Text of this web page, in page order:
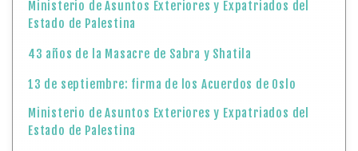
Ministerio de Asuntos Exteriores y Expatriados del
Estado de Palestina
43 años de la Masacre de Sabra y Shatila
13 de septiembre: firma de los Acuerdos de Oslo
Ministerio de Asuntos Exteriores y Expatriados del
Estado de Palestina